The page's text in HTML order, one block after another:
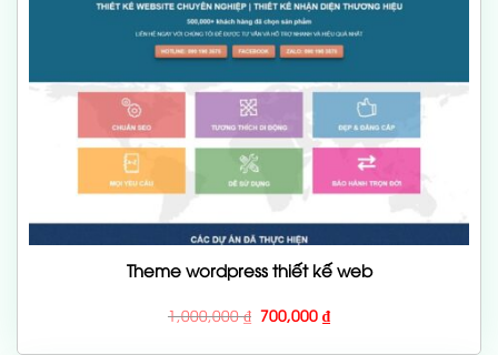
Theme wordpress thiết kế web
1,000,000₫ Giá
gốc
700,000₫Giá
hiện